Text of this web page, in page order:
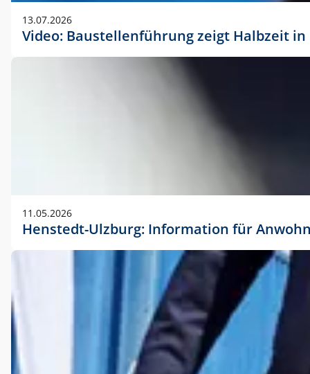
13.07.2026
Video: Baustellenführung zeigt Halbzeit
11.05.2026
Henstedt-Ulzburg: Information für